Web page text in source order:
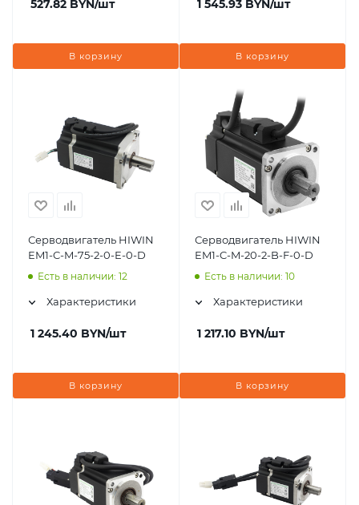
527.82 BYN/шт
В корзину
1 545.93 BYN/шт
В корзину
Серводвигатель HIWIN
EM1-C-M-75-2-0-E-0-D
Есть в наличии: 12
Характеристики
1 245.40 BYN/шт
В корзину
Серводвигатель HIWIN
EM1-C-M-20-2-B-F-0-D
Есть в наличии: 10
Характеристики
1 217.10 BYN/шт
В корзину